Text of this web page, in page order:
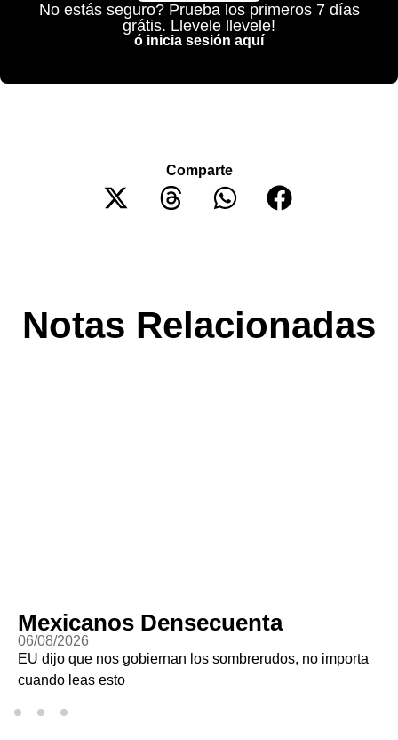
No estás seguro? Prueba los primeros 7 días
grátis. Llevele llevele!
ó inicia sesión aquí
Comparte
Notas Relacionadas
Mexicanos Densecuenta
06/08/2026
EU dijo que nos gobiernan los sombrerudos, no importa
cuando leas esto